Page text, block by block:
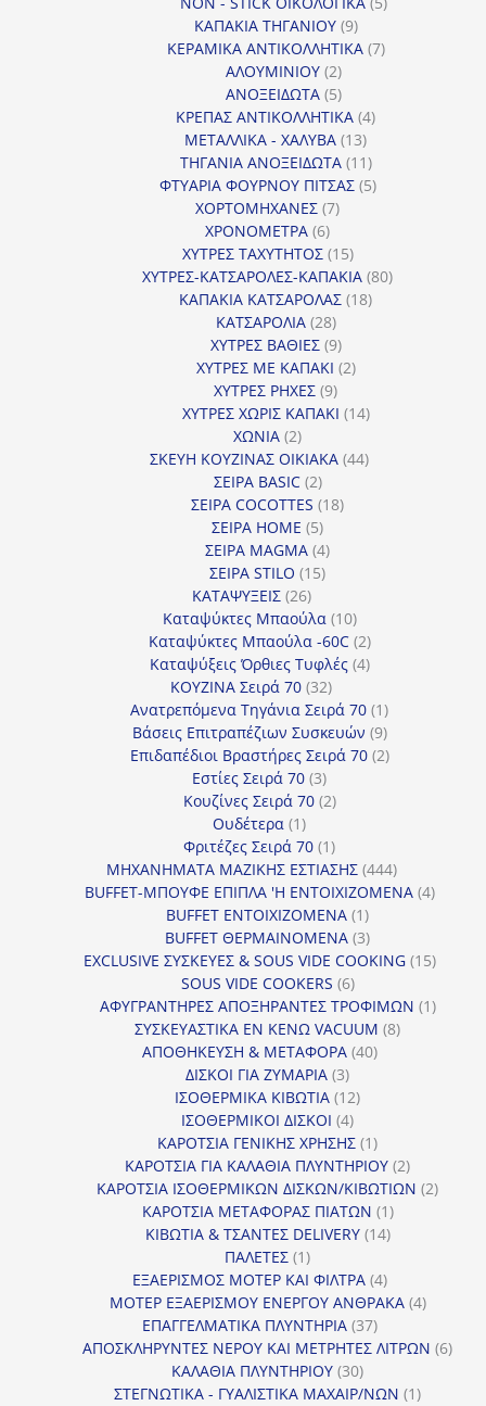
ΚΑΠΑΚΙΑ ΤΗΓΑΝΙΟΥ 99
προϊόντα
ΚΕΡΑΜΙΚΑ ΑΝΤΙΚΟΛΛΗΤΙΚΑ 77
ΑΛΟΥΜΙΝΙΟΥ 22
προϊόντα
ΑΝΟΞΕΙΔΩΤΑ 55
προϊόντα
ΚΡΕΠΑΣ ΑΝΤΙΚΟΛΛΗΤΙΚΑ 44
ΜΕΤΑΛΛΙΚΑ - ΧΑΛΥΒΑ 1313
προϊόντα
ΤΗΓΑΝΙΑ ΑΝΟΞΕΙΔΩΤΑ 1111
προϊόντα
ΦΤΥΑΡΙΑ ΦΟΥΡΝΟΥ ΠΙΤΣΑΣ 55
ΧΟΡΤΟΜΗΧΑΝΕΣ 77
ΧΡΟΝΟΜΕΤΡΑ 66
προϊόντα
ΧΥΤΡΕΣ ΤΑΧΥΤΗΤΟΣ 1515
προϊόντα
ΧΥΤΡΕΣ-ΚΑΤΣΑΡΟΛΕΣ-ΚΑΠΑΚΙΑ 8080
ΚΑΠΑΚΙΑ ΚΑΤΣΑΡΟΛΑΣ 1818
ΚΑΤΣΑΡΟΛΙΑ 2828
προϊόντα
ΧΥΤΡΕΣ ΒΑΘΙΕΣ 99
προϊόντα
ΧΥΤΡΕΣ ΜΕ ΚΑΠΑΚΙ 22
ΧΥΤΡΕΣ ΡΗΧΕΣ 99
προϊόντα
ΧΥΤΡΕΣ ΧΩΡΙΣ ΚΑΠΑΚΙ 1414
ΧΩΝΙΑ 22
προϊόντα
ΣΚΕΥΗ ΚΟΥΖΙΝΑΣ ΟΙΚΙΑΚΑ 4444
ΣΕΙΡΑ BASIC 22
προϊόντα
ΣΕΙΡΑ COCOTTES 1818
ΣΕΙΡΑ HOME 55
προϊόντα
ΣΕΙΡΑ MAGMA 44
προϊόντα
ΣΕΙΡΑ STILO 1515
ΚΑΤΑΨΥΞΕΙΣ 2626
προϊόντα
Καταψύκτες Μπαούλα 1010
προϊόντα
Καταψύκτες Μπαούλα -60C 22
προϊόντα
Καταψύξεις Όρθιες Τυφλές 44
ΚΟΥΖΙΝΑ Σειρά 70 3232
προϊόντα
Ανατρεπόμενα Τηγάνια Σειρά 70 11
προϊόν
Βάσεις Επιτραπέζιων Συσκευών 99
προϊόντα
Επιδαπέδιοι Βραστήρες Σειρά 70 22
Εστίες Σειρά 70 33
προϊόντα
Κουζίνες Σειρά 70 22
Ουδέτερα 11
προϊόν
Φριτέζες Σειρά 70 11
προϊόν
ΜΗΧΑΝΗΜΑΤΑ ΜΑΖΙΚΗΣ ΕΣΤΙΑΣΗΣ 444444
προϊόντα
BUFFET-ΜΠΟΥΦΕ ΕΠΙΠΛΑ 'Η ΕΝΤΟΙΧΙΖΟΜΕΝΑ 44
BUFFET ΕΝΤΟΙΧΙΖΟΜΕΝΑ 11
προϊόν
BUFFET ΘΕΡΜΑΙΝΟΜΕΝΑ 33
προϊόντα
EXCLUSIVE ΣΥΣΚΕΥΕΣ & SOUS VIDE COOKING 1515
SOUS VIDE COOKERS 66
προϊόντα
ΑΦΥΓΡΑΝΤΗΡΕΣ ΑΠΟΞΗΡΑΝΤΕΣ ΤΡΟΦΙΜΩΝ 11
ΣΥΣΚΕΥΑΣΤΙΚΑ ΕΝ ΚΕΝΩ VACUUM 88
ΑΠΟΘΗΚΕΥΣΗ & ΜΕΤΑΦΟΡΑ 4040
ΔΙΣΚΟΙ ΓΙΑ ΖΥΜΑΡΙΑ 33
προϊόντα
ΙΣΟΘΕΡΜΙΚΑ ΚΙΒΩΤΙΑ 1212
ΙΣΟΘΕΡΜΙΚΟΙ ΔΙΣΚΟΙ 44
προϊόντα
ΚΑΡΟΤΣΙΑ ΓΕΝΙΚΗΣ ΧΡΗΣΗΣ 11
προϊόν
ΚΑΡΟΤΣΙΑ ΓΙΑ ΚΑΛΑΘΙΑ ΠΛΥΝΤΗΡΙΟΥ 22
προϊόντα
ΚΑΡΟΤΣΙΑ ΙΣΟΘΕΡΜΙΚΩΝ ΔΙΣΚΩΝ/ΚΙΒΩΤΙΩΝ 22
ΚΑΡΟΤΣΙΑ ΜΕΤΑΦΟΡΑΣ ΠΙΑΤΩΝ 11
προϊόν
ΚΙΒΩΤΙΑ & ΤΣΑΝΤΕΣ DELIVERY 1414
ΠΑΛΕΤΕΣ 11
προϊόν
ΕΞΑΕΡΙΣΜΟΣ ΜΟΤΕΡ ΚΑΙ ΦΙΛΤΡΑ 44
προϊόντα
ΜΟΤΕΡ ΕΞΑΕΡΙΣΜΟΥ ΕΝΕΡΓΟΥ ΑΝΘΡΑΚΑ 44
ΕΠΑΓΓΕΛΜΑΤΙΚΑ ΠΛΥΝΤΗΡΙΑ 3737
προϊόντα
ΑΠΟΣΚΛΗΡΥΝΤΕΣ ΝΕΡΟΥ ΚΑΙ ΜΕΤΡΗΤΕΣ ΛΙΤΡΩΝ 66
ΚΑΛΑΘΙΑ ΠΛΥΝΤΗΡΙΟΥ 3030
προϊόντα
ΣΤΕΓΝΩΤΙΚΑ - ΓΥΑΛΙΣΤΙΚΑ ΜΑΧΑΙΡ/ΝΩΝ 11